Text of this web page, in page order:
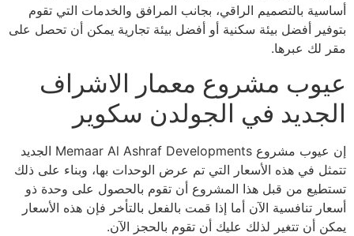
أساسية بالتصميم الراقي، بجانب المرافق والخدمات التي تقوم
بتوفير أفضل بيئة سكنية أو أفضل بيئة تجارية يمكن أن تحصل على
مقر لك عبرها.
عيوب مشروع معمار الاشراف
الجديد في الجولدن سكوير
إن عيوب مشروع Memaar Al Ashraf Developments الجديد
تتمثل في هذه الأسعار التي تم عرض الوحدات بها، وبناء على ذلك
تستطيع من قبل هذا المشروع أن تقوم بالحصول على وحدة ذو
أسعار تنافسية الآن أما إذا قمت بالفعل بالتأخر فإن هذه الأسعار
يمكن أن تتغير لذلك عليك أن تقوم بالحجز الآن.